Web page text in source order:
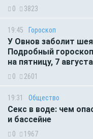
0 3823
19:45 Гороскоп
У Овнов заболит
Подробный
на пятницу, 7 августа
0 2601
19:31 Общество
Секс в воде: чем
и бассейне
0 1967